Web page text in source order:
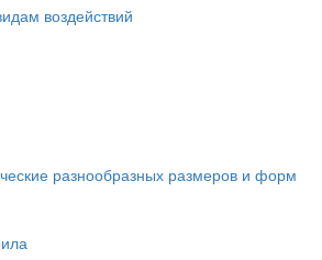
воздействий
разнообразных размеров и форм